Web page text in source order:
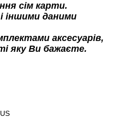
сім карти.
іншими даними
аксесуарів,
яку Ви бажаєте.